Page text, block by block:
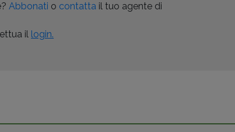
Abbonati o contatta il tuo agente di
il login.